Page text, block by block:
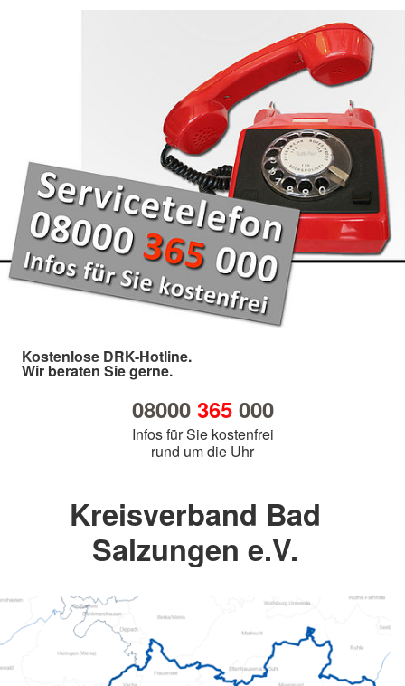
Kostenlose DRK-Hotline.
Wir beraten Sie gerne.
08000 365000
Infos für Sie kostenfrei
rund um die Uhr
Kreisverband Bad
Salzungen e.V.